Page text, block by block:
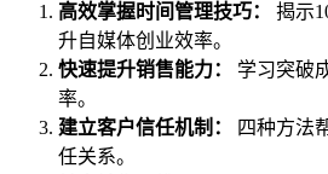
高效掌握时间管理技巧：
揭示
升自媒体创业效率。
快速提升销售能力：
学习突破
率。
建立客户信任机制：
四种方法
任关系。